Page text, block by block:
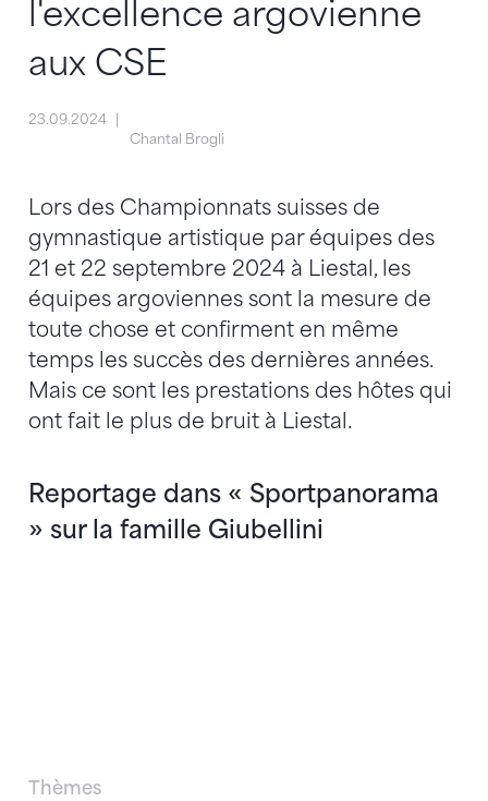
l'excellence argovienne
aux CSE
23.09.2024
Chantal Brogli
Lors des Championnats suisses de
gymnastique artistique par équipes des
21 et 22 septembre 2024 à Liestal, les
équipes argoviennes sont la mesure de
toute chose et confirment en même
temps les succès des dernières années.
Mais ce sont les prestations des hôtes qui
ont fait le plus de bruit à Liestal.
Reportage dans « Sportpanorama
» sur la famille Giubellini
Thèmes